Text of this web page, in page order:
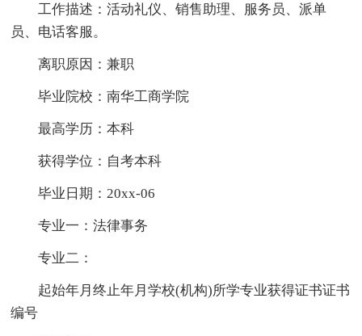
工作描述：活动礼仪、销售助理、服务员、派单
员、电话客服。
离职原因：兼职
毕业院校：南华工商学院
最高学历：本科
获得学位：自考本科
毕业日期：20xx-06
专业一：法律事务
专业二：
起始年月终止年月学校(机构)所学专业获得证书证书
编号